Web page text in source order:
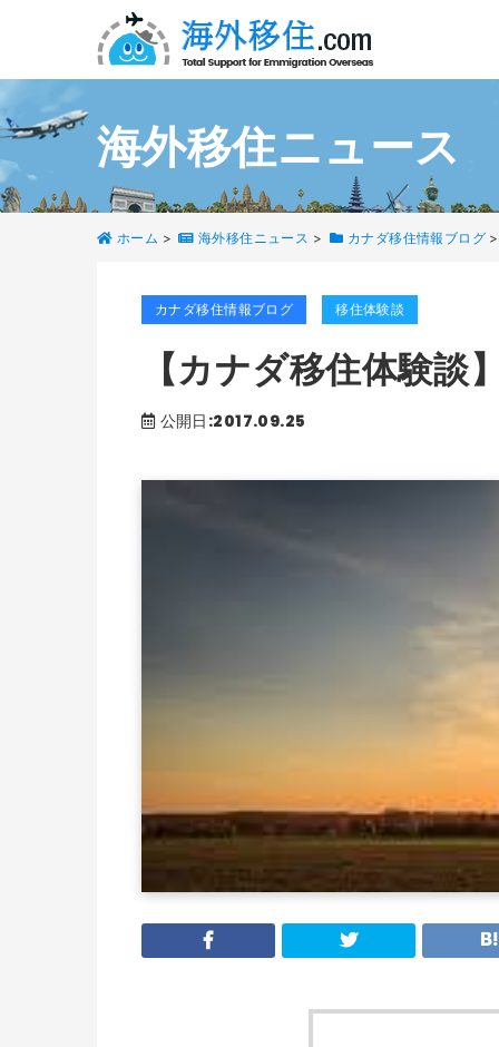
海外移住ニュース
ホーム > 海外移住ニュース > カナダ移住情報ブログ >
カナダ移住情報ブログ 移住体験談
【カナダ移住体験
公開日:2017.09.25